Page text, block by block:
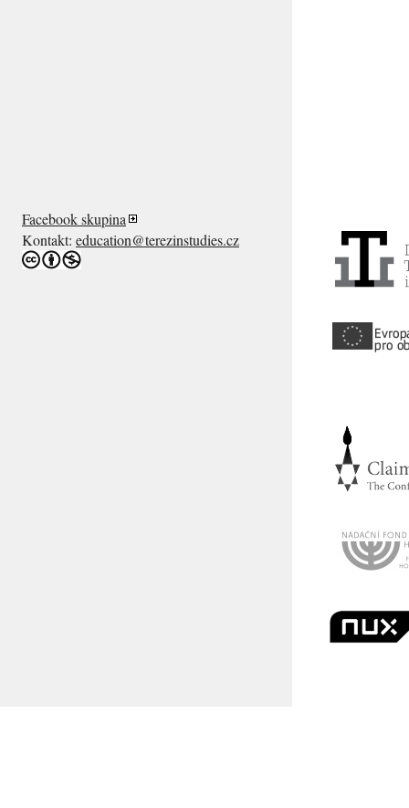
Facebook skupina
Kontakt: education@terezinstudies.cz